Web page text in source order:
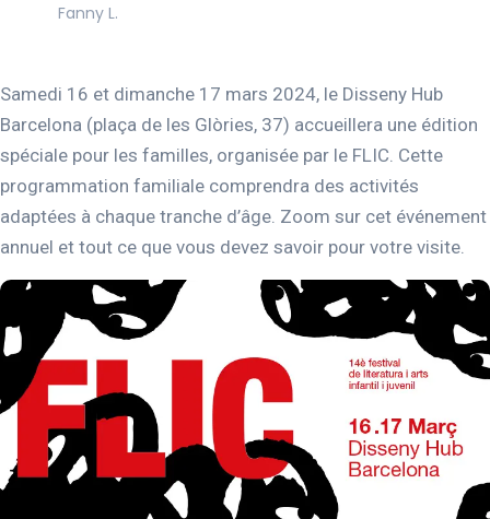
Fanny L.
Samedi 16 et dimanche 17 mars 2024, le Disseny Hub
Barcelona (plaça de les Glòries, 37) accueillera une édition
spéciale pour les familles, organisée par le FLIC. Cette
programmation familiale comprendra des activités
adaptées à chaque tranche d’âge. Zoom sur cet événement
annuel et tout ce que vous devez savoir pour votre visite.